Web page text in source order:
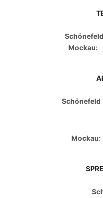
Mockau:
Schönefeld
Mockau: